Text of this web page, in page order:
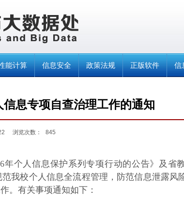
能计算 信息安全 政策法规 正版软件 信
息专项自查治理工作的通知
浏览次数： 845
年个人信息保护系列专项行动的公告》及省
我校个人信息全流程管理，防范信息泄露风
。有关事项通知如下：